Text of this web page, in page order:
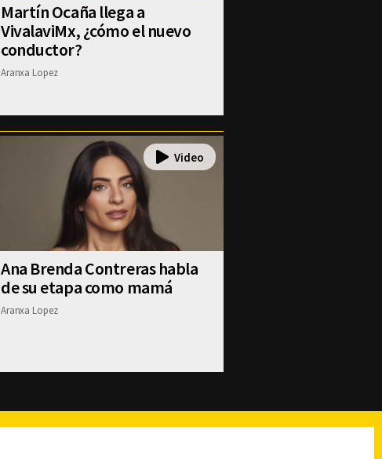
Martín Ocaña llega a
VivalaviMx, ¿cómo el nuevo
conductor?
Aranxa Lopez
Ana Brenda Contreras habla
de su etapa como mamá
Aranxa Lopez